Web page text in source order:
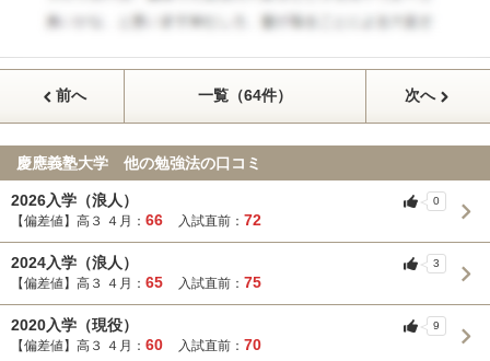
前へ 一覧（64件） 次へ
慶應義塾大学 他の勉強法の口コミ
2026入学（浪人）
【偏差値】高３ ４月： 66 入試直前： 72
0
2024入学（浪人）
【偏差値】高３ ４月： 65 入試直前： 75
3
2020入学（現役）
【偏差値】高３ ４月： 60 入試直前： 70
9